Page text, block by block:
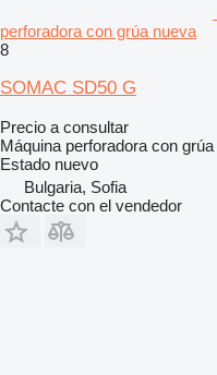
perforadora con grúa nueva
8
SOMAC SD50 G
Precio a consultar
Máquina perforadora con grúa
Estado nuevo
Bulgaria, Sofia
Contacte con el vendedor